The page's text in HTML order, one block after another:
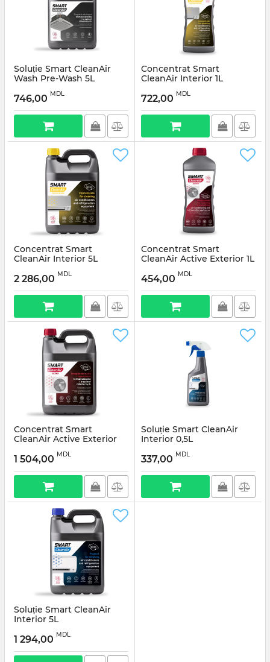
Soluție Smart CleanAir
Wash Pre-Wash 5L
746,00 MDL
Concentrat Smart
CleanAir Interior 1L
722,00 MDL
Concentrat Smart
CleanAir Interior 5L
2 286,00 MDL
Concentrat Smart
CleanAir Active Exterior 1L
454,00 MDL
Concentrat Smart
CleanAir Active Exterior
1 504,00 MDL
Soluție Smart CleanAir
Interior 0,5L
337,00 MDL
Soluție Smart CleanAir
Interior 5L
1 294,00 MDL